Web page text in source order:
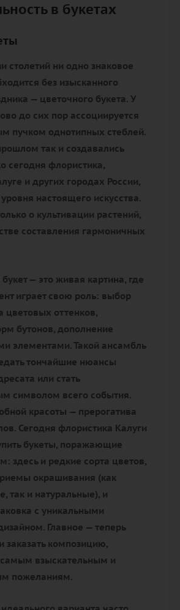
в букетах
столетий ни одно знаковое
без изысканного
— цветочного букета. У
до сих пор ассоциируется
пучком однотипных стеблей.
так и создавались
сегодня флористика,
и других городах России,
настоящего искусства.
о культивации растений,
составления гармоничных
— это живая картина, где
играет свою роль: выбор
цветовых оттенков,
бутонов, дополнение
элементами. Такой ансамбль
тончайшие нюансы
или стать
символом всего события.
красоты — прерогатива
Сегодня флористика Калуги
букеты, поражающие
здесь и редкие сорта цветов,
окрашивания (как
так и натуральные), и
с уникальными
Главное — теперь
заказать композицию,
взыскательным и
пожеланиям.